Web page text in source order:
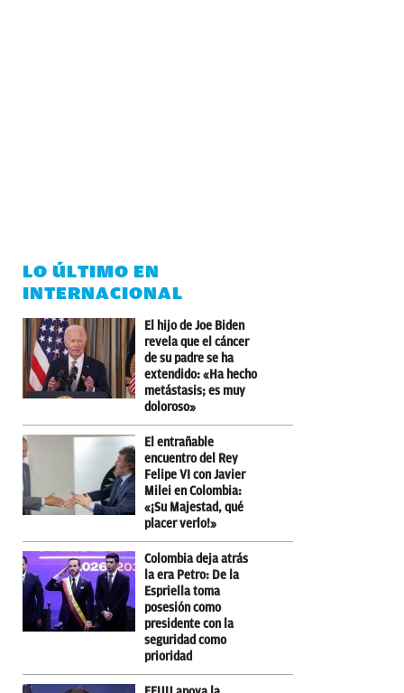
LO ÚLTIMO EN
INTERNACIONAL
El hijo de Joe Biden
revela que el cáncer
de su padre se ha
extendido: «Ha hecho
metástasis; es muy
doloroso»
El entrañable
encuentro del Rey
Felipe VI con Javier
Milei en Colombia:
«¡Su Majestad, qué
placer verlo!»
Colombia deja atrás
la era Petro: De la
Espriella toma
posesión como
presidente con la
seguridad como
prioridad